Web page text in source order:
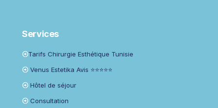
Services
Tarifs Chirurgie Esthétique Tunisie
Venus Estetika Avis ⭐⭐⭐⭐⭐
Hôtel de séjour
Consultation